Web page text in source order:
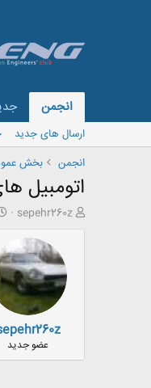
انجمن
ارسال های جدید
انجمن
بخش
اتومبیل
ش
و
sepehr260z
عضو جدید